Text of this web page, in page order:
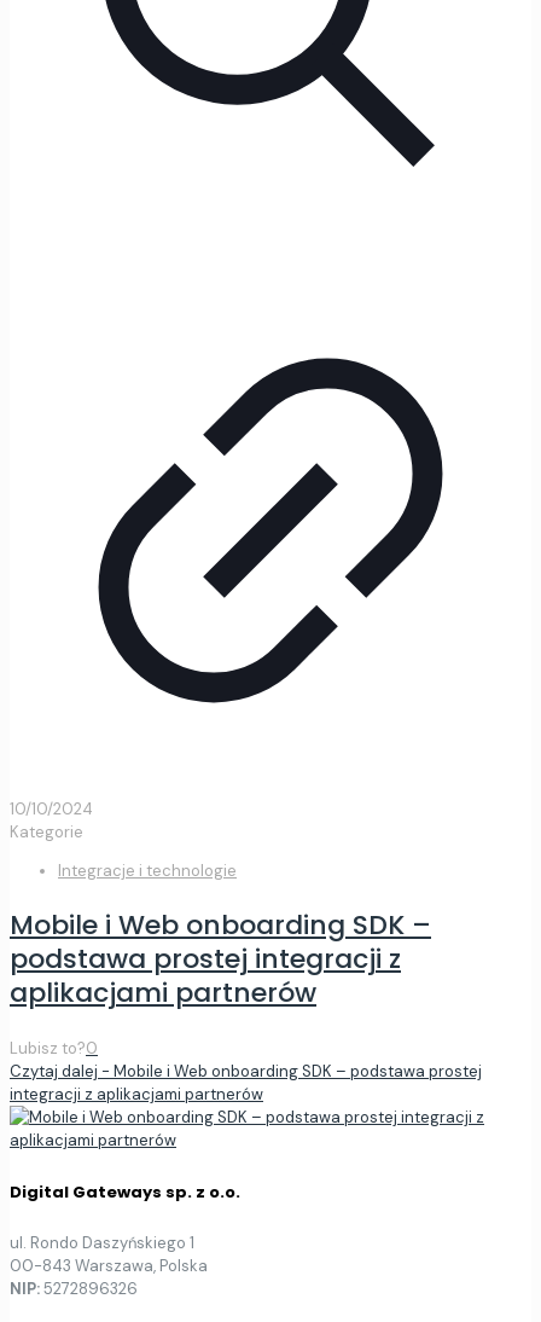
10/10/2024
Kategorie
Integracje i technologie
Mobile i Web onboarding SDK –
podstawa prostej integracji z
aplikacjami partnerów
Lubisz to?0
Czytaj dalej - Mobile i Web onboarding SDK – podstawa prostej
integracji z aplikacjami partnerów
Digital Gateways sp. z o.o.
ul. Rondo Daszyńskiego 1
00-843 Warszawa, Polska
NIP:5272896326